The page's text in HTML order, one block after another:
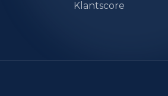
Klantscore